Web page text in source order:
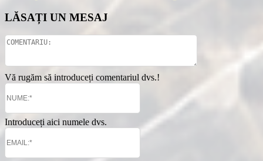
LĂSAȚI UN MESAJ
Vă rugăm să introduceți comentariul dvs.!
Introduceți aici numele dvs.